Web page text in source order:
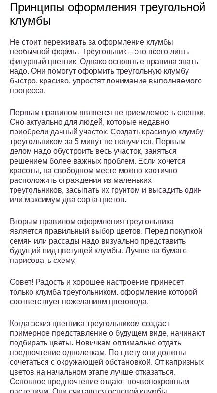
Принципы оформления треугольной
клумбы
Не стоит переживать за оформление клумбы
необычной формы. Треугольник – это всего лишь
фигурный цветник. Однако основные правила знать
надо. Они помогут оформить треугольную клумбу
быстро, красиво, упростят понимание выполняемого
процесса.
Первым правилом является неприемлемость спешки.
Оно актуально для людей, которые недавно
приобрели дачный участок. Создать красивую клумбу
треугольником за 5 минут не получится. Первым
делом надо обустроить весь участок, заняться
решением более важных проблем. Если хочется
красоты, на свободном месте можно хаотично
расположить ограждения из маленьких
треугольников, засыпать их грунтом и высадить один
или максимум два сорта цветов.
Вторым правилом оформления треугольника
является правильный выбор цветов. Перед покупкой
семян или рассады надо визуально представить
будущий вид цветущей клумбы. Лучше на бумаге
нарисовать схему.
Совет! Радость и хорошее настроение принесет
только клумба треугольником, оформление которой
соответствует пожеланиям цветовода.
Когда эскиз цветника треугольником создаст
примерное представление о будущем виде, начинают
подбирать цветы. Новичкам оптимально отдать
предпочтение однолеткам. По цвету они должны
сочетаться с окружающей обстановкой. От капризных
цветов на начальном этапе лучше отказаться.
Основное предпочтение отдают почвопокровным